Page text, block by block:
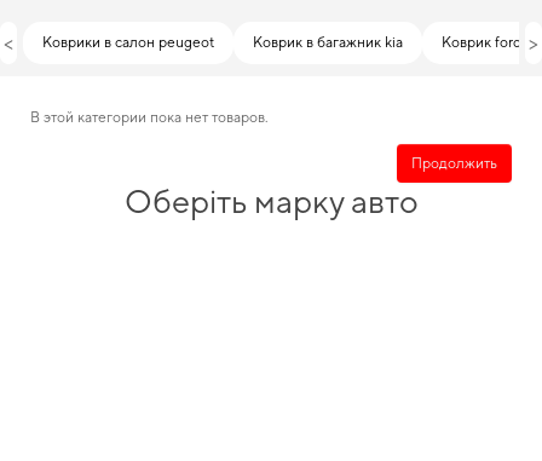
< Коврики в салон peugeot Коврик в багажник kia Коврик ford >
В этой категории пока нет товаров.
Продолжить